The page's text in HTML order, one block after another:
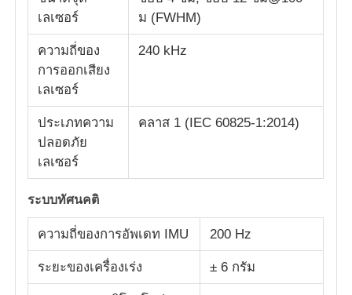
เลเซอร์
ม (FWHM)
ความถี่ของ
การออกเสียง
เลเซอร์
240 kHz
ประเภทความ
ปลอดภัย
เลเซอร์
คลาส 1 (IEC 60825-1:2014)
ระบบทัศนคติ
ความถี่ของการอัพเดท IMU 200 Hz
ระยะของเครื่องเร่ง ± 6 กรัม